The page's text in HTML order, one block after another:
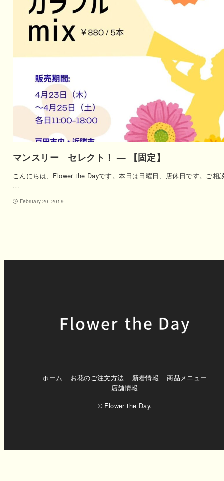
マンスリー セレクト！ — 【固定】
こんにちは、Flower the Dayです。本日は日曜日、店休日です。ご相
…
February 20, 2019
ホーム お花のご注文方法 新着情報
商品メニュー
店舗情報
© Flower the Day.